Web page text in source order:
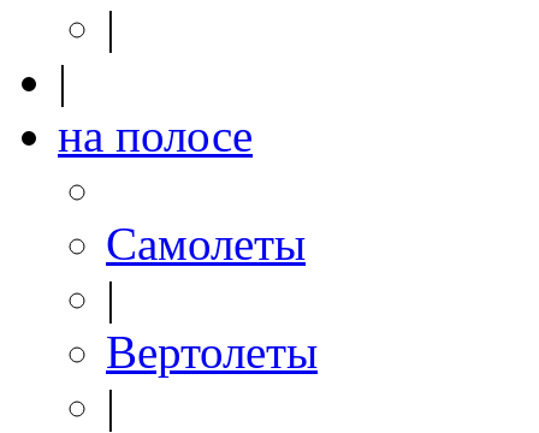
|
|
на полосе
Самолеты
|
Вертолеты
|